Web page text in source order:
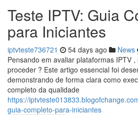
Teste IPTV: Guia
para Iniciantes
iptvteste736721 54 days ago News
Pensando em avaliar plataformas IPTV
proceder ? Este artigo essencial foi
demonstrando de forma clara como
completo da qualidade
https://
guia-completo-para-iniciantes